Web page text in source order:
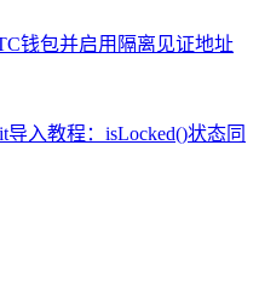
钱包并启用隔离见证地址
导入教程：isLocked()状态同